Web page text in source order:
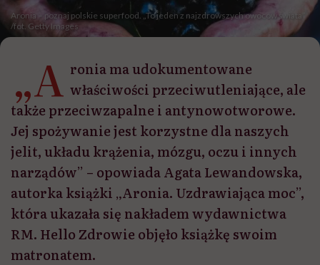
Aronia – poznaj polskie superfood. „To jeden z najzdrowszych owoców świata”
/fot. Getty Images
„A ronia ma udokumentowane
właściwości przeciwutleniające, ale
także przeciwzapalne i antynowotworowe.
Jej spożywanie jest korzystne dla naszych
jelit, układu krążenia, mózgu, oczu i innych
narządów” – opowiada Agata Lewandowska,
autorka książki „Aronia. Uzdrawiająca moc”,
która ukazała się nakładem wydawnictwa
RM. Hello Zdrowie objęło książkę swoim
matronatem.